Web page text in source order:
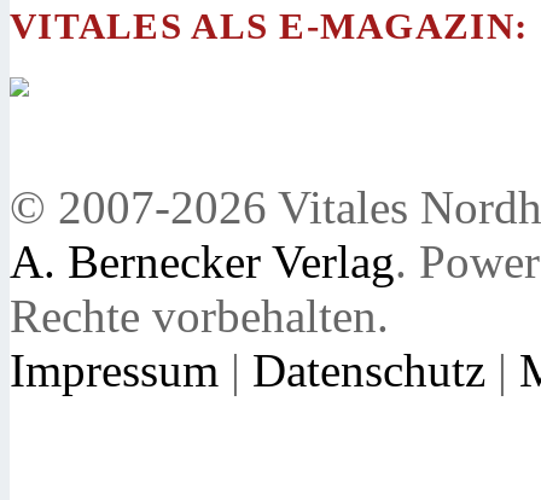
VITALES ALS E-MAGAZIN:
© 2007-2026 Vitales
A. Bernecker Verlag.
Rechte vorbehalten.
Impressum | Datenschutz |